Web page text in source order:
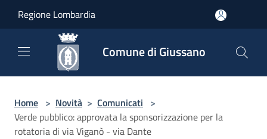
Regione Lombardia
Comune di Giussano
Home > Novità > Comunicati >
Verde pubblico: approvata la sponsorizzazione per la
rotatoria di via Viganò - via Dante